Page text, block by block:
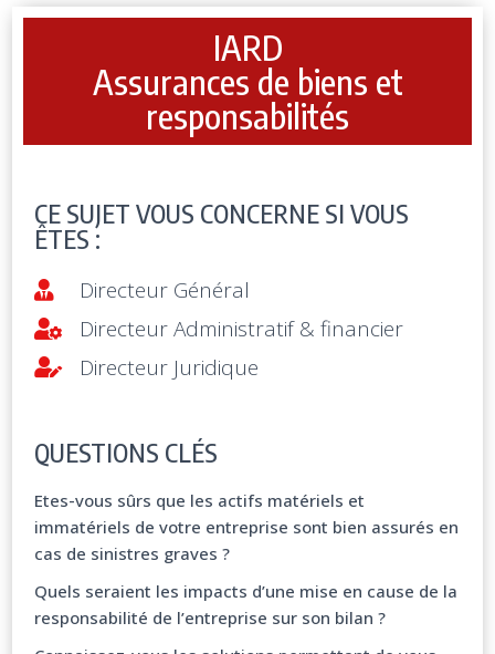
IARD
Assurances de biens et
responsabilités
CE SUJET VOUS CONCERNE SI VOUS
ÊTES :
Directeur Général
Directeur Administratif & financier
Directeur Juridique
QUESTIONS CLÉS
Etes-vous sûrs que les actifs matériels et
immatériels de votre entreprise sont bien assurés en
cas de sinistres graves ?
Quels seraient les impacts d’une mise en cause de la
responsabilité de l’entreprise sur son bilan ?